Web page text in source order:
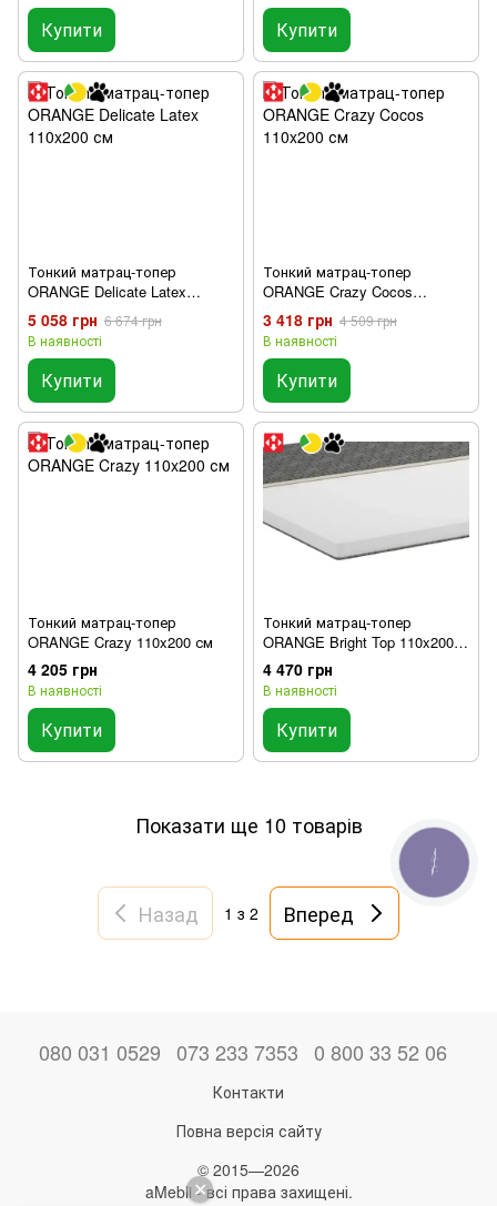
Купити Купити
Тонкий матрац-топер
ORANGE Delicate Latex
110x200 см
5 058 грн 6 674 грн
В наявності
Купити
Тонкий матрац-топер
ORANGE Crazy Cocos
110x200 см
3 418 грн 4 509 грн
В наявності
Купити
Тонкий матрац-топер
ORANGE Crazy 110x200 см
4 205 грн
В наявності
Купити
Тонкий матрац-топер
ORANGE Bright Top 110x200
см
4 470 грн
В наявності
Купити
Показати ще 10 товарів
Назад 1 з 2 Вперед
080 031 0529 073 233 7353 0 800 33 52 06
Контакти
Повна версія сайту
© 2015—2026
aMebli - всі права захищені.
КНОПКА
ЗВ'ЯЗКУ